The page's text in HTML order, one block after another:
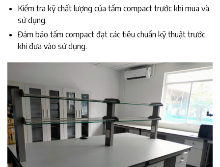
Kiểm tra kỹ chất lượng của tấm compact trước khi mua và
sử dụng.
Đảm bảo tấm compact đạt các tiêu chuẩn kỹ thuật trước
khi đưa vào sử dụng.